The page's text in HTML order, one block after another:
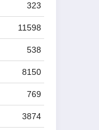
323
11598
538
8150
769
3874